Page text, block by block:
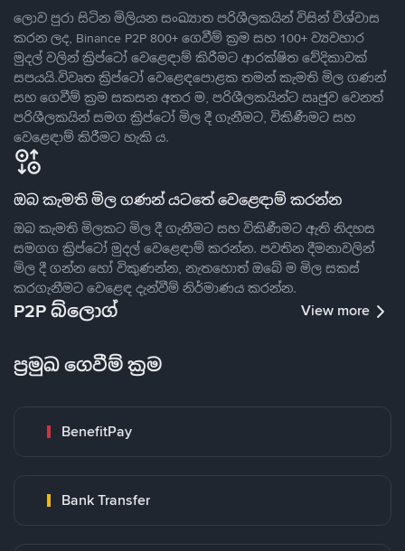
ලොව පුරා සිටින මිලියන සංඛ්‍යාත පරිශීලකයින් විසින් විශ්වාස
කරන ලද, Binance P2P 800+ ගෙවීම් ක්‍රම සහ 100+ ව්‍යවහාර
මුදල් වලින් ක්‍රිප්ටෝ වෙළෙඳාම් කිරීමට ආරක්ෂිත වේදිකාවක්
සපයයි.විවෘත ක්‍රිප්ටෝ වෙළෙඳපොළක තමන් කැමති මිල ගණන්
සහ ගෙවීම් ක්‍රම සකසන අතර ම, පරිශීලකයින්ට ඍජුව වෙනත්
පරිශීලකයින් සමග ක්‍රිප්ටෝ මිල දී ගැනීමට, විකිණීමට සහ
වෙළෙඳාම් කිරීමට හැකි ය.
ඔබ කැමති මිල ගණන් යටතේ වෙළෙඳාම් කරන්න
ඔබ කැමති මිලකට මිල දී ගැනීමට සහ විකිණීමට ඇති නිදහස
සමගග ක්‍රිප්ටෝ මුදල් වෙළෙඳාම් කරන්න. පවතින දීමනාවලින්
මිල දී ගන්න හෝ විකුණන්න, නැතහොත් ඔබේ ම මිල සකස්
කරගැනීමට වෙළෙඳ දැන්වීම් නිර්මාණය කරන්න.
P2P බ්ලොග් View more
ප්‍රමුඛ ගෙවීම් ක්‍රම
BenefitPay
Bank Transfer